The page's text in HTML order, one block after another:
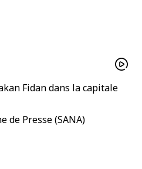
Fidan dans la capitale